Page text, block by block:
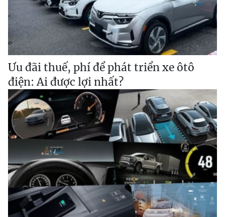
Ưu đãi thuế, phí để phát triển xe ôtô
điện: Ai được lợi nhất?